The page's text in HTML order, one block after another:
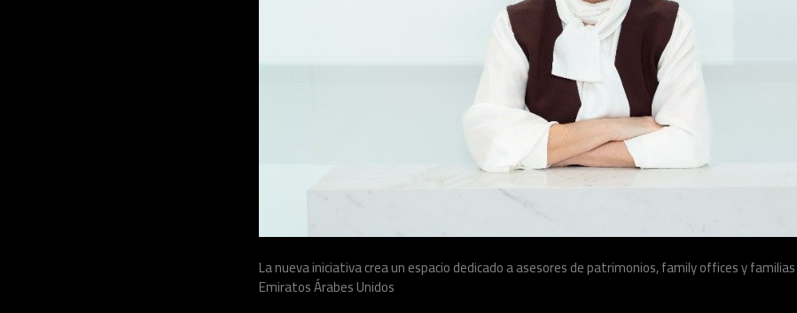
La nueva iniciativa crea un espacio dedicado a asesores de patrimonios, family offices y
Emiratos Árabes Unidos